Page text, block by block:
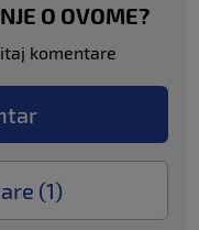
O OVOME?
komentare
(1)